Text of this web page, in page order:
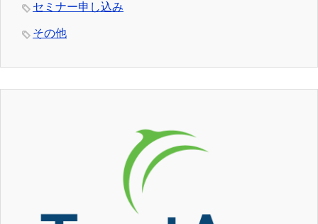
セミナー申し込み
その他